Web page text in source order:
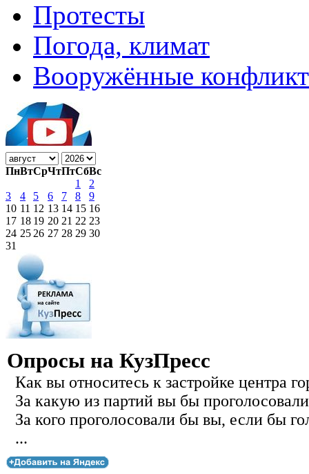
Протесты
Погода, климат
Вооружённые
ПнВтСрЧтПтСбВс
1
2
3
4 5 6 7 8
9
10 11 12 13 14 15 16
17 18 19 20 21 22 23
24 25 26 27 28 29 30
31
Опросы на КузПресс
Как вы относитесь к застройке центра
За какую из партий вы бы
За кого проголосовали бы вы, если бы
...